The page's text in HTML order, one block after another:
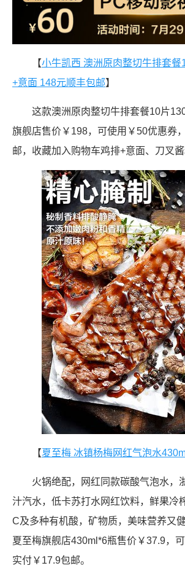
【小牛凯西 澳洲原肉整切牛排套
+意面 148元顺丰包邮】
这款澳洲原肉整切牛排套餐10片
旗舰店售价￥198，可使用￥50优惠券
邮，收藏加入购物车鸡排+意面、刀叉酱
【夏至梅 冰镇杨梅网红气泡水
火锅绝配，网红同款碳酸气泡水，
汁汽水，低卡苏打水网红饮料，鲜果冷
C及多种有机酸，矿物质，美味营养又
夏至梅旗舰店430ml*6瓶售价￥37.9，
实付￥17.9包邮。